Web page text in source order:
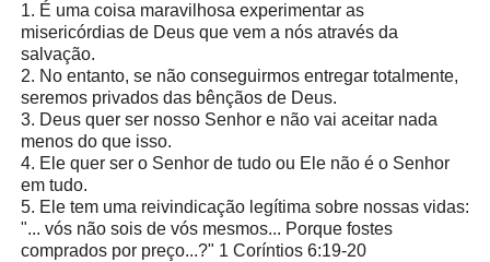
1. É uma coisa maravilhosa experimentar as
misericórdias de Deus que vem a nós através da
salvação.
2. No entanto, se não conseguirmos entregar totalmente,
seremos privados das bênçãos de Deus.
3. Deus quer ser nosso Senhor e não vai aceitar nada
menos do que isso.
4. Ele quer ser o Senhor de tudo ou Ele não é o Senhor
em tudo.
5. Ele tem uma reivindicação legítima sobre nossas vidas:
"... vós não sois de vós mesmos... Porque fostes
comprados por preço...?" 1 Coríntios 6:19-20